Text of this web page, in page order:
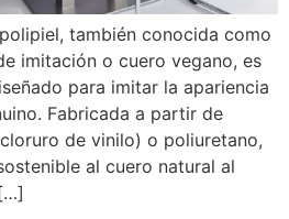
también conocida como
imitación o cuero vegano, es
para imitar la apariencia
Fabricada a partir de
de vinilo) o poliuretano,
al cuero natural al